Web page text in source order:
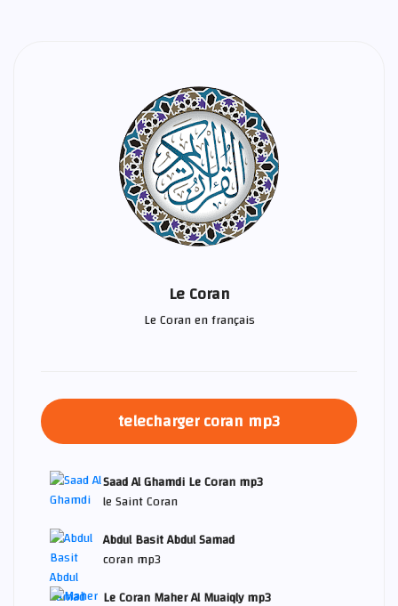
Le Coran
Le Coran en français
telecharger coran mp3
Saad Al Ghamdi Le Coran mp3
le Saint Coran
Abdul Basit Abdul Samad
coran mp3
Le Coran Maher Al Muaiqly mp3